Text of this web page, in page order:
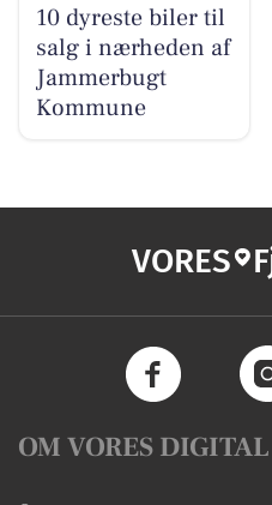
10 dyreste biler til
salg i nærheden af
Jammerbugt
Kommune
VORES
OM VORES DIGITAL